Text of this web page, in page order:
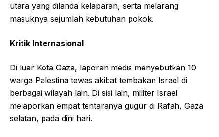
utara yang dilanda kelaparan, serta melarang
masuknya sejumlah kebutuhan pokok.
Kritik Internasional
Di luar Kota Gaza, laporan medis menyebutkan 10
warga Palestina tewas akibat tembakan Israel di
berbagai wilayah lain. Di sisi lain, militer Israel
melaporkan empat tentaranya gugur di Rafah, Gaza
selatan, pada dini hari.